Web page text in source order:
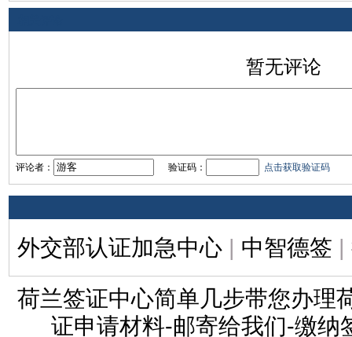
暂无评论
评论者： 验证码： 点击获取验证码
外交部认证加急中心 | 中智德签 |
荷兰签证中心简单几步带您办理
证申请材料-邮寄给我们-缴纳